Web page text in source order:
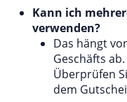
Kann ich
verwenden?
Das hängt
Geschäfts
Überprüfen
dem